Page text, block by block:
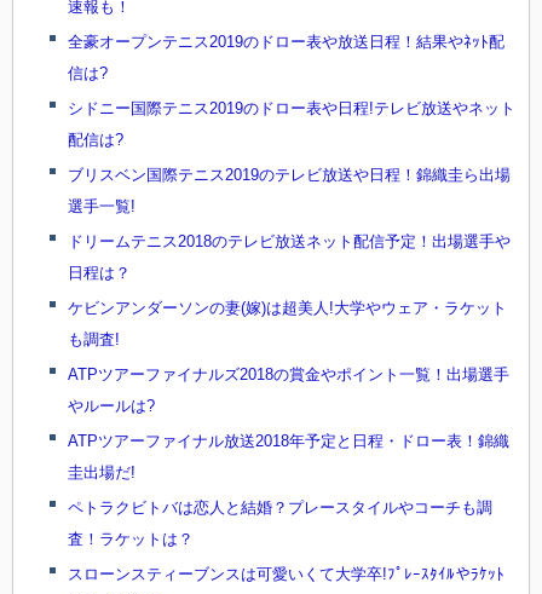
速報も！
全豪オープンテニス2019のドロー表や放送日程！結果やﾈｯﾄ配
信は?
シドニー国際テニス2019のドロー表や日程!テレビ放送やネット
配信は?
ブリスベン国際テニス2019のテレビ放送や日程！錦織圭ら出場
選手一覧!
ドリームテニス2018のテレビ放送ネット配信予定！出場選手や
日程は？
ケビンアンダーソンの妻(嫁)は超美人!大学やウェア・ラケット
も調査!
ATPツアーファイナルズ2018の賞金やポイント一覧！出場選手
やルールは?
ATPツアーファイナル放送2018年予定と日程・ドロー表！錦織
圭出場だ!
ペトラクビトバは恋人と結婚？プレースタイルやコーチも調
査！ラケットは？
スローンスティーブンスは可愛いくて大学卒!ﾌﾟﾚｰｽﾀｲﾙやﾗｹｯﾄ